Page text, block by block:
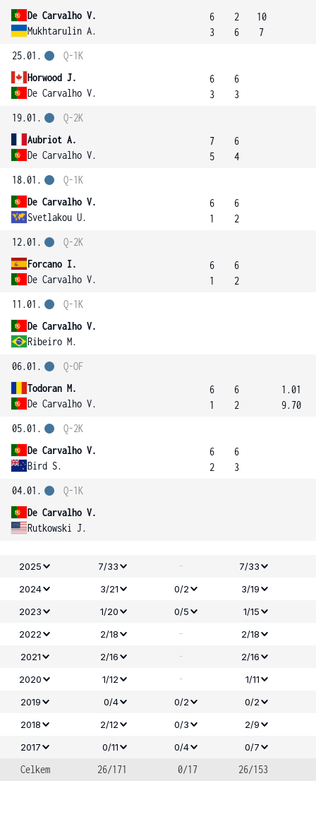
De Carvalho V.
Mukhtarulin A.
6
3
2
6
10
7
25.01.
Horwood J.
De Carvalho V.
Q-1K
6
3
6
3
19.01.
Aubriot A.
De Carvalho V.
Q-2K
7
5
6
4
18.01.
De Carvalho V.
Svetlakou U.
Q-1K
6
1
6
2
12.01.
Forcano I.
De Carvalho V.
Q-2K
6
1
6
2
11.01.
De Carvalho V.
Ribeiro M.
Q-1K
06.01.
Todoran M.
De Carvalho V.
Q-OF
6
1
6
2
1.01
9.70
05.01.
De Carvalho V.
Bird S.
Q-2K
6
2
6
3
04.01.
De Carvalho V.
Rutkowski J.
Q-1K
2025 7/33 -
7/33
2024
3/21 0/2
3/19
2023
1/20 0/5
1/15
2022
2/18 -
2/18
2021
2/16 -
2/16
2020
1/12 -
1/11
2019
0/4 0/2
0/2
2018
2/12 0/3
2/9
2017
0/11 0/4 0/7
Celkem 26/171 0/17 26/153